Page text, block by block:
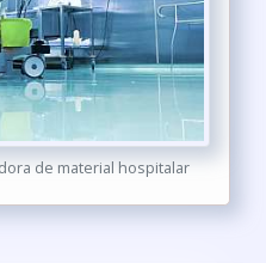
de material hospitalar